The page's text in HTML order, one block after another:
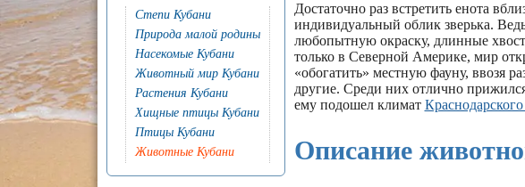
Степи Кубани
Природа малой родины
Насекомые Кубани
Животный мир Кубани
Растения Кубани
Хищные птицы Кубани
Птицы Кубани
Животные Кубани
Достаточно раз встретить енота
индивидуальный облик зверька.
любопытную окраску, длинные
только в Северной Америке, мир
«обогатить» местную фауну, ввозя
другие. Среди них отлично
ему подошел климат Краснодарского
Описание